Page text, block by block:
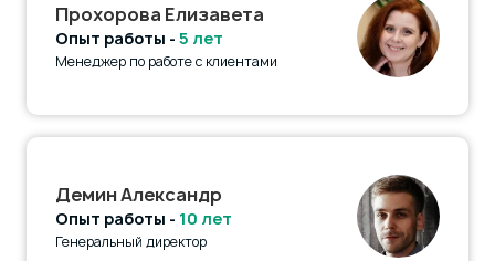
Прохорова Елизавета
Опыт работы - 5 лет
Менеджер по работе с клиентами
Демин Александр
Опыт работы - 10 лет
Генеральный директор